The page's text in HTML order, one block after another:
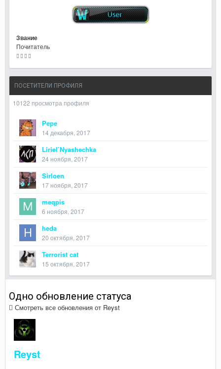
Звание
Почитатель
ПОСЕТИТЕЛИ ПРОФИЛЯ
10122 просмотра профиля
Pepe
14 декабря, 2017
Liriel`Nyashechka
24 ноября, 2017
Sirloen
17 ноября, 2017
meqpis
6 ноября, 2017
heda
20 октября, 2017
Terrorist cat
15 октября, 2017
Одно обновление статуса
Смотреть все обновления от Reyst
Reyst